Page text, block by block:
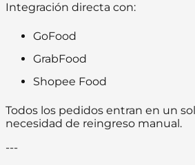
Integración directa con:
GoFood
GrabFood
Shopee Food
Todos los pedidos entran en un
necesidad de reingreso manual.
---